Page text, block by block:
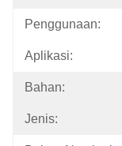
Penggunaan:
Aplikasi:
Bahan:
Jenis: